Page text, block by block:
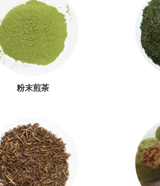
粉末煎茶